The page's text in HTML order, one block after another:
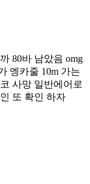
80바 남았음 omg
엥카줄 10m 가는
사망 일반에어로
또 확인 하자